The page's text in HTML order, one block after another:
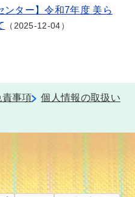
ンター】令和7年度 美ら
2025-12-04
責事項
個人情報の取扱い